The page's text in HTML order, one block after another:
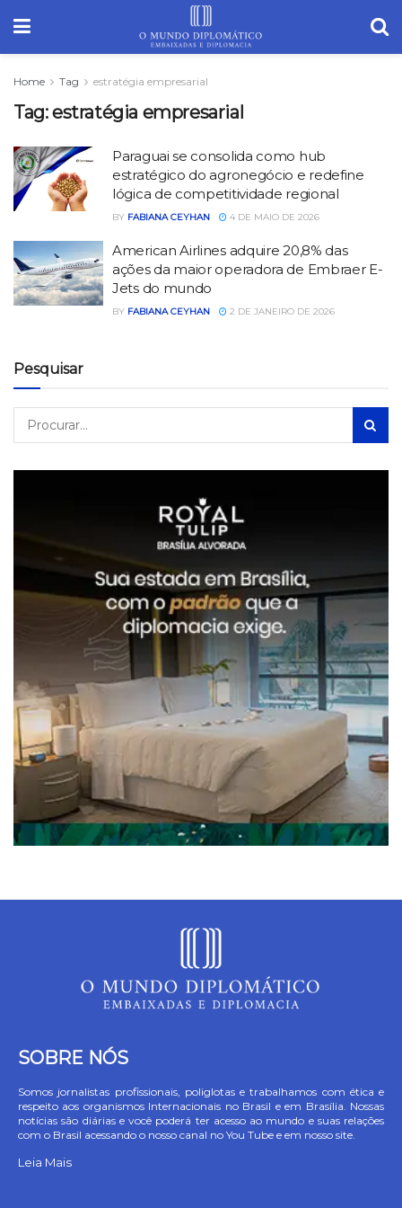
Home Tag estratégia empresarial
Tag:estratégia empresarial
Paraguai se consolida como hub
estratégico do agronegócio e redefine
lógica de competitividade regional
BY FABIANA CEYHAN 4 DE MAIO DE 2026
American Airlines adquire 20,8% das
ações da maior operadora de Embraer E-
Jets do mundo
BY FABIANA CEYHAN 2 DE JANEIRO DE 2026
Pesquisar
SOBRE NÓS
Somos jornalistas profissionais, poliglotas e trabalhamos com ética e
respeito aos organismos Internacionais no Brasil e em Brasília. Nossas
notícias são diárias e você poderá ter acesso ao mundo e suas relações
com o Brasil acessando o nosso canal no You Tube e em nosso site.
Leia Mais